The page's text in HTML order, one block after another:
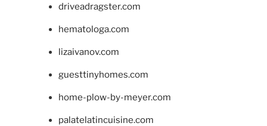
driveadragster.com
hematologa.com
lizaivanov.com
guesttinyhomes.com
home-plow-by-meyer.com
palatelatincuisine.com